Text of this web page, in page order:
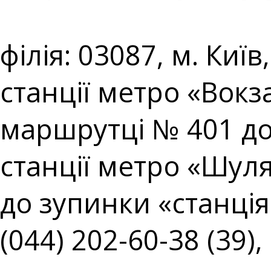
філія: 03087, м.
станції метро
маршрутці № 401
станції метро
до зупинки
(044) 202-60-38